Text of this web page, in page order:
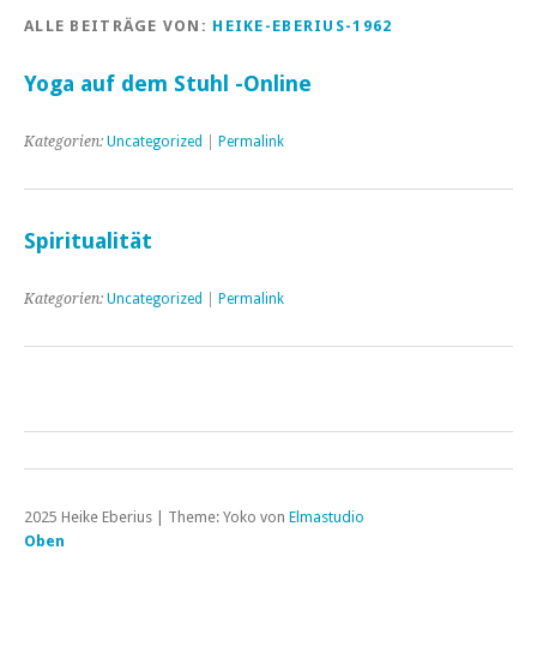
ALLE BEITRÄGE VON: HEIKE-EBERIUS-1962
Yoga auf dem Stuhl -Online
Kategorien: Uncategorized Permalink
Spiritualität
Kategorien: Uncategorized Permalink
2025 Heike Eberius Theme: Yoko von Elmastudio
Oben